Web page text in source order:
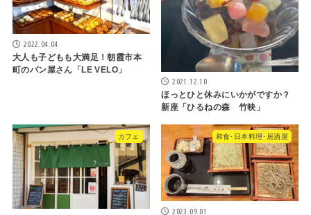
2022.04.04
大人も子どもも大満足！朝霞市本
町のパン屋さん「LE VELO」
2021.12.10
ほっとひと休みにいかがですか？
新座「ひるねの森 竹映」
カフェ 和食･日本料理･居酒屋
2023.09.01